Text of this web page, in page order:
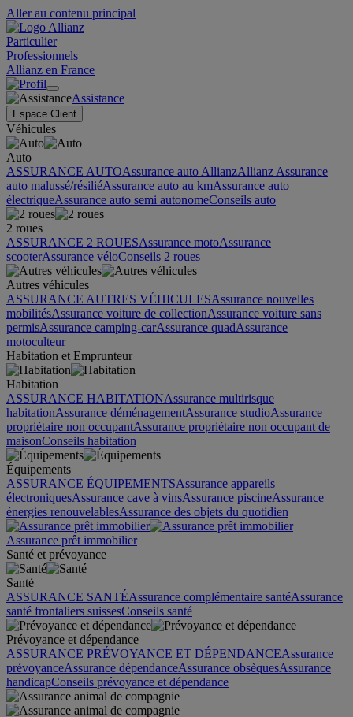
Aller au contenu principal
Particulier
Professionnels
Allianz en France
Assistance
Espace Client
Véhicules
Auto
ASSURANCE AUTOAssurance auto AllianzAllianz Assurance
auto malussé/résiliéAssurance auto au kmAssurance auto
électriqueAssurance auto semi autonomeConseils auto
2 roues
ASSURANCE 2 ROUESAssurance motoAssurance
scooterAssurance véloConseils 2 roues
Autres véhicules
ASSURANCE AUTRES VÉHICULESAssurance nouvelles
mobilitésAssurance voiture de collectionAssurance voiture sans
permisAssurance camping-carAssurance quadAssurance
motoculteur
Habitation et Emprunteur
Habitation
ASSURANCE HABITATIONAssurance multirisque
habitationAssurance déménagementAssurance studioAssurance
propriétaire non occupantAssurance propriétaire non occupant de
maisonConseils habitation
Équipements
ASSURANCE ÉQUIPEMENTSAssurance appareils
électroniquesAssurance cave à vinsAssurance piscineAssurance
énergies renouvelablesAssurance des objets du quotidien
Assurance prêt immobilier
Santé et prévoyance
Santé
ASSURANCE SANTÉAssurance complémentaire santéAssurance
santé frontaliers suissesConseils santé
Prévoyance et dépendance
ASSURANCE PRÉVOYANCE ET DÉPENDANCEAssurance
prévoyanceAssurance dépendanceAssurance obsèquesAssurance
handicapConseils prévoyance et dépendance